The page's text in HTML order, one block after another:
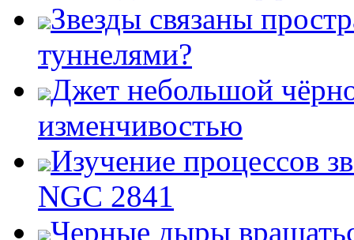
Звезды связаны
туннелями?
Джет небольшой
изменчивостью
Изучение процессов
NGC 2841
Черные дыры